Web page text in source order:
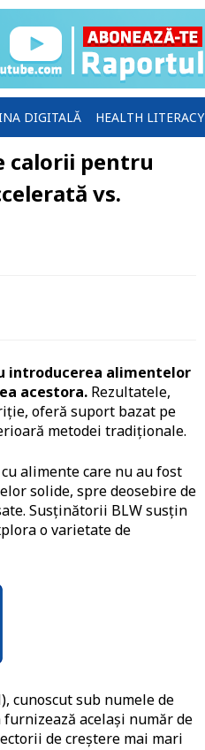
DIGITALĂ HEALTH LITERACY
calorii pentru
vs.
introducerea alimentelor
acestora. Rezultatele,
oferă suport bazat pe
metodei tradiționale.
alimente care nu au fost
solide, spre deosebire de
Susținătorii BLW susțin
o varietate de
cunoscut sub numele de
același număr de
de creștere mai mari